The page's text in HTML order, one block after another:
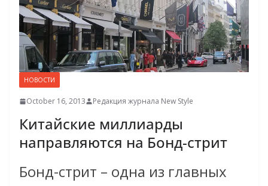
НОВОСТИ
October 16, 2013 Редакция журнала New Style
Китайские миллиарды
направляются на Бонд-стрит
Бонд-стрит – одна из главных